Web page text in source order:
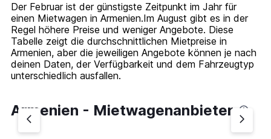
Der Februar ist der günstigste Zeitpunkt im Jahr für
einen Mietwagen in Armenien.Im August gibt es in der
Regel höhere Preise und weniger Angebote. Diese
Tabelle zeigt die durchschnittlichen Mietpreise in
Armenien, aber die jeweiligen Angebote können je nach
deinen Daten, der Verfügbarkeit und dem Fahrzeugtyp
unterschiedlich ausfallen.
Armenien - Mietwagenanbieter